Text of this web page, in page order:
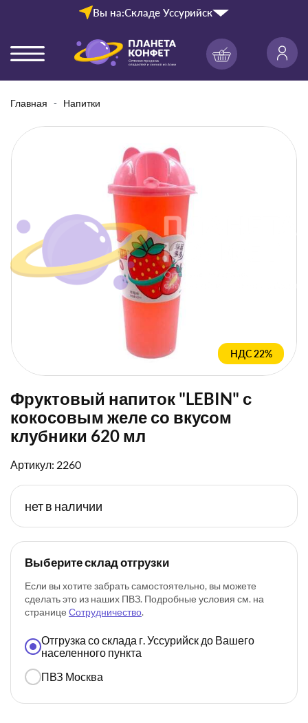
Вы на:Складе Уссурийск
Главная Напитки
НДС 22%
Фруктовый напиток "LEBIN" с
кокосовым желе со вкусом
клубники 620 мл
Артикул: 2260
нет в наличии
Выберите склад отгрузки
Если вы хотите забрать самостоятельно, вы можете
сделать это из наших ПВЗ. Подробные условия см. на
странице Сотрудничество.
Отгрузка со склада г. Уссурийск до Вашего
населенного пункта
ПВЗ Москва